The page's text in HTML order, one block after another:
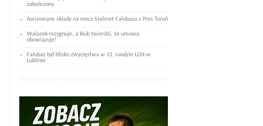
zakończony
Awizowane składy na mecz Stelmet Falubazu z Pres Toruń
Walasek rezygnuje, a klub twierdzi, że umowa
obowiązuje!
Falubaz był blisko zwycięstwa w 11. rundzie U24 w
Lublinie